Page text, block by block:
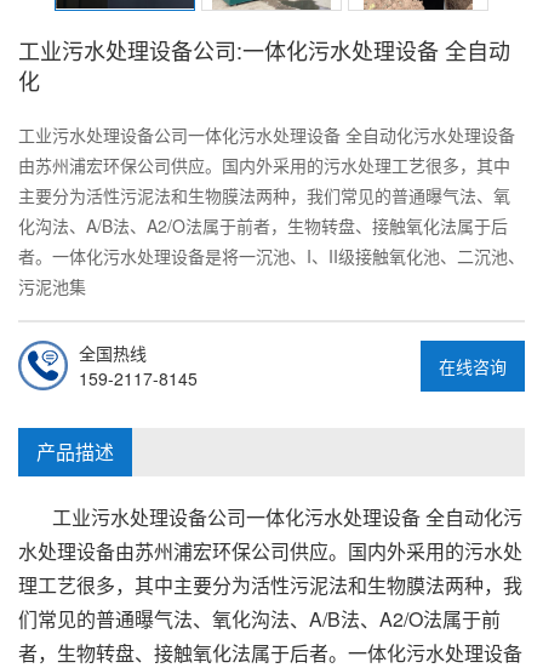
工业污水处理设备公司:一体化污水处理设备 全自动
化
工业污水处理设备公司一体化污水处理设备 全自动化污水处理设备
由苏州浦宏环保公司供应。国内外采用的污水处理工艺很多，其中
主要分为活性污泥法和生物膜法两种，我们常见的普通曝气法、氧
化沟法、A/B法、A2/O法属于前者，生物转盘、接触氧化法属于后
者。一体化污水处理设备是将一沉池、I、II级接触氧化池、二沉池、
污泥池集
在线咨询
全国热线
159-2117-8145
产品描述
工业污水处理设备公司一体化污水处理设备 全自动化污
水处理设备由苏州浦宏环保公司供应。国内外采用的污水处
理工艺很多，其中主要分为活性污泥法和生物膜法两种，我
们常见的普通曝气法、氧化沟法、A/B法、A2/O法属于前
者，生物转盘、接触氧化法属于后者。一体化污水处理设备